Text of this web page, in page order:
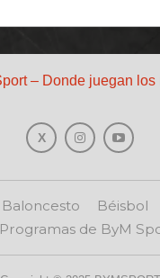
Baloncesto Béisbol
Programas de ByM